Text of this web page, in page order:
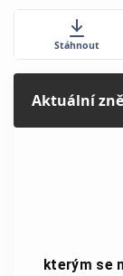
Stáhnout
Aktuální
kterým se